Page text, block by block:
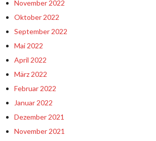
November 2022
Oktober 2022
September 2022
Mai 2022
April 2022
März 2022
Februar 2022
Januar 2022
Dezember 2021
November 2021